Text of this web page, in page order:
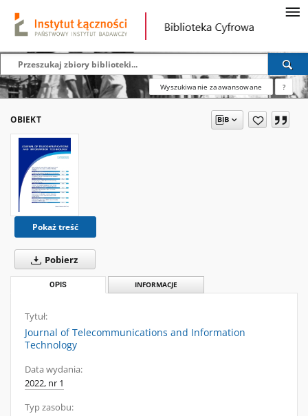
Wyszukiwanie zaawansowane ?
OBIEKT
Pokaż treść
Pobierz
OPIS INFORMACJE
Tytuł:
Journal of Telecommunications and Information
Technology
Data wydania:
2022, nr 1
Typ zasobu: